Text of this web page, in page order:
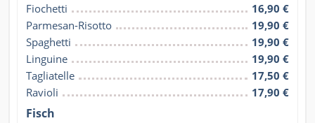
Fiochetti
16,90 €
Parmesan-Risotto
19,90 €
Spaghetti
19,90 €
Linguine
19,90 €
Tagliatelle
17,50 €
Ravioli
17,90 €
Fisch